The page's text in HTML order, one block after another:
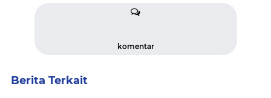
komentar
Berita Terkait